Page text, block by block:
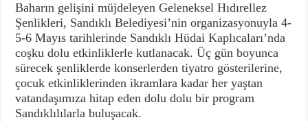
Baharın gelişini müjdeleyen Geleneksel Hıdırellez
Şenlikleri, Sandıklı Belediyesi’nin organizasyonuyla 4-
5-6 Mayıs tarihlerinde Sandıklı Hüdai Kaplıcaları’nda
coşku dolu etkinliklerle kutlanacak. Üç gün boyunca
sürecek şenliklerde konserlerden tiyatro gösterilerine,
çocuk etkinliklerinden ikramlara kadar her yaştan
vatandaşımıza hitap eden dolu dolu bir program
Sandıklılılarla buluşacak.